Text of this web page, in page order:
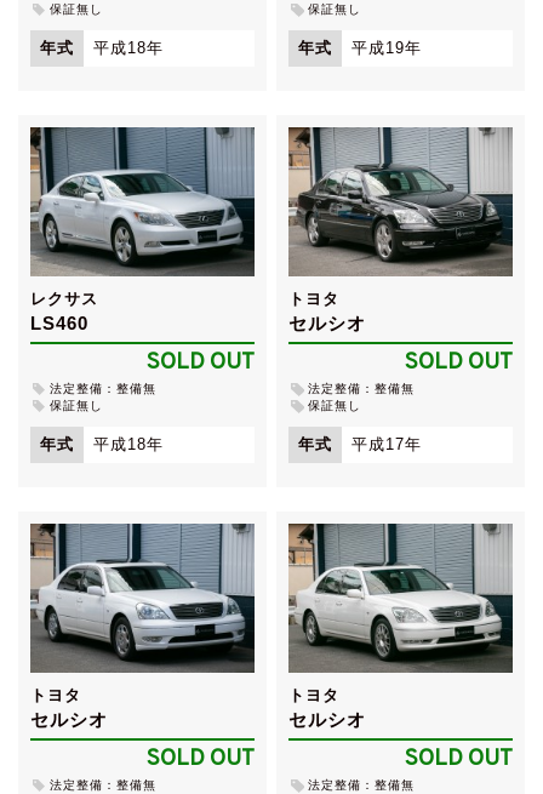
保証無し
年式 平成18年
保証無し
年式 平成19年
レクサス
LS460
SOLD OUT
法定整備：整備無
保証無し
年式 平成18年
トヨタ
セルシオ
SOLD OUT
法定整備：整備無
保証無し
年式 平成17年
トヨタ
セルシオ
SOLD OUT
法定整備：整備無
トヨタ
セルシオ
SOLD OUT
法定整備：整備無